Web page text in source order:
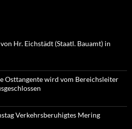
Hr. Eichstädt (Staatl. Bauamt) in
Osttangente wird vom Bereichsleiter
Verkehrsberuhigtes Mering